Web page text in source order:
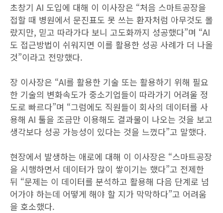
초창기 AI 도입에 대해 이 이사장은 “처음 스마트공장을
접할 때 병원에서 문진표도 못 쓰는 환자처럼 아무것도 몰
랐지만, 믿고 따라가다 보니 고도화까지 성공했다”며 “AI
도 접근방법이 쉬워지면 이를 활용한 성공 사례가 더 나올
것”이라고 전망했다.
장 이사장은 “AI를 활용한 기술 또는 활용하기 위해 필요
한 기술의 변화속도가 중소기업들이 따라가기 어려울 정
도로 빠르다”며 “그럼에도 직원들이 회사의 데이터를 사
용해 AI 툴을 조금만 이용해도 결과물이 나오는 것을 보고
생각보다 성공 가능성이 있다는 것을 느꼈다”고 말했다.
현장에서 발생하는 애로에 대해 이 이사장은 “스마트공장
을 시행하면서 데이터가 많이 쌓이기는 했다”고 전제한
뒤 “문제는 이 데이터를 분석하고 활용해 다음 단계로 넘
어가야 하는데 어떻게 해야 할 지가 막막하다”고 어려움
을 호소했다.